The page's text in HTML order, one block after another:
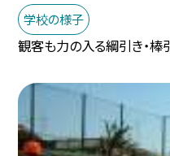
学校の様子
観客も力の入る綱引き・棒